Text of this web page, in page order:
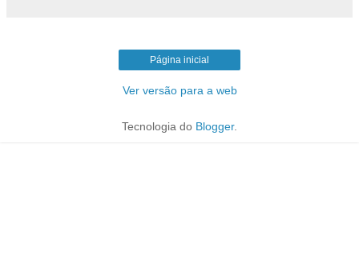
Página inicial
Ver versão para a web
Tecnologia do Blogger.